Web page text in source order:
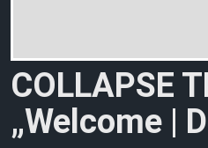
COLLAPSE
„Welcome |